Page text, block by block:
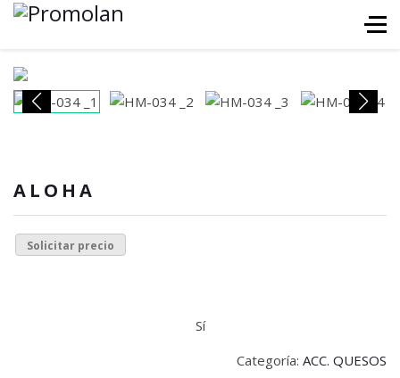
ALOHA
Solicitar precio
Sí
Categoría: ACC. QUESOS